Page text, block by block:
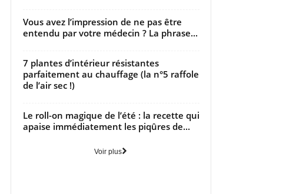
Vous avez l’impression de ne pas être
entendu par votre médecin ? La phrase...
7 plantes d’intérieur résistantes
parfaitement au chauffage (la n°5 raffole
de l’air sec !)
Le roll-on magique de l’été : la recette qui
apaise immédiatement les piqûres de...
Voir plus